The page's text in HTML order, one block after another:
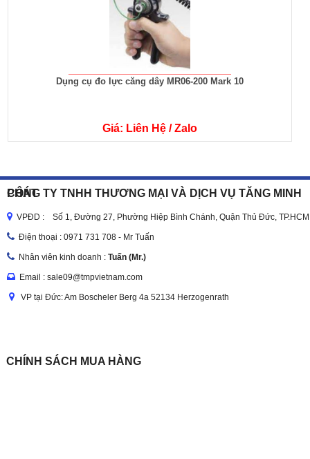
Dụng cụ đo lực căng dây MR06-200 Mark 10
Giá: Liên Hệ / Zalo
CÔNG TY TNHH THƯƠNG MẠI VÀ DỊCH VỤ TĂNG MINH PHÁT
VPĐD : Số 1, Đường 27, Phường Hiệp Bình Chánh, Quận Thủ Đức, TP.HCM
Điện thoại : 0971 731 708 - Mr Tuấn
Nhân viên kinh doanh : Tuấn (Mr.)
Email : sale09@tmpvietnam.com
VP tại Đức: Am Boscheler Berg 4a 52134 Herzogenrath
CHÍNH SÁCH MUA HÀNG